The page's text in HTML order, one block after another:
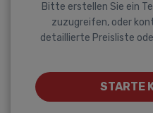
Bitte erstellen Sie ein
zuzugreifen, oder
detaillierte Preisliste
STARTE